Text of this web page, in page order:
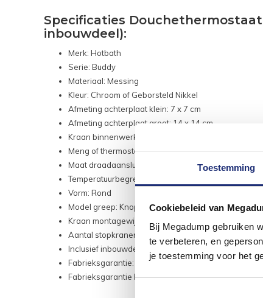
Toestemming
Cookiebeleid van
Bij Megadump gebruiken
te verbeteren, en
je toestemming voor het
Specificaties
inbouwdeel):
Merk: Hotbath
Serie: Buddy
Materiaal: Messing
Kleur: Chroom of Geborsteld Nikkel
Afmeting achterplaat klein: 7 x 7 cm
Afmeting achterplaat groot: 14 x 14 cm
Kraan binnenwerk: Keramisch
Meng of thermostatisch: Thermostatisch
Maat draadaansluiting (inch): 3/4"
Temperatuurbegrenzer: Ja
Vorm: Rond
Model greep: Knop
Kraan montagewijze: Inbouw
Aantal stopkranen: 1
Inclusief inbouwdeel: Nee
Fabrieksgarantie: 5 jaar
Fabrieksgarantie Keramisch binnenwerk: 10 jaar